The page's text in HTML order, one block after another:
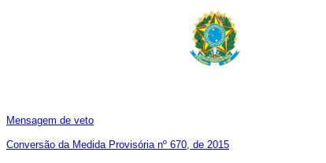
Mensagem de veto
Conversão da Medida Provisória nº 670, de 2015